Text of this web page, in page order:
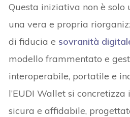
Questa iniziativa non è solo
una vera e propria
di fiducia e sovranità
modello frammentato e
interoperabile, portatile e
l’EUDI Wallet si concretizza
sicura e affidabile,